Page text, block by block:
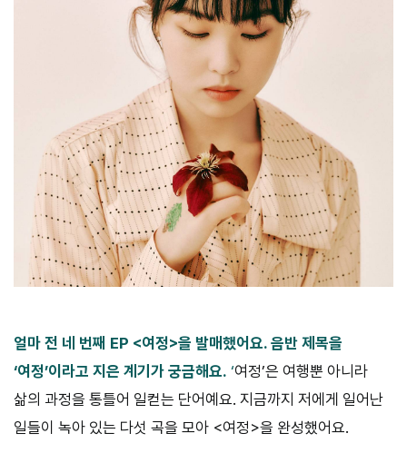
얼마 전 네 번째 EP <여정>을 발매했어요. 음반 제목을
‘여정’이라고 지은 계기가 궁금해요. ‘여정’은 여행뿐 아니라
삶의 과정을 통틀어 일컫는 단어예요. 지금까지 저에게 일어난
일들이 녹아 있는 다섯 곡을 모아 <여정>을 완성했어요.